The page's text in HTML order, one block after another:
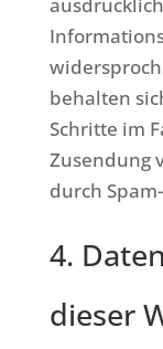
behalten
Schritte im
Zusendung
durch
4.
dieser